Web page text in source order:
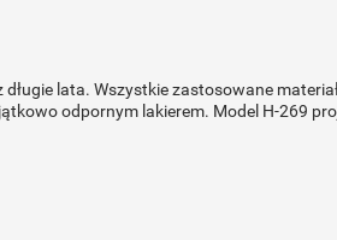
lata. Wszystkie zastosowane
odpornym lakierem. Model H-269